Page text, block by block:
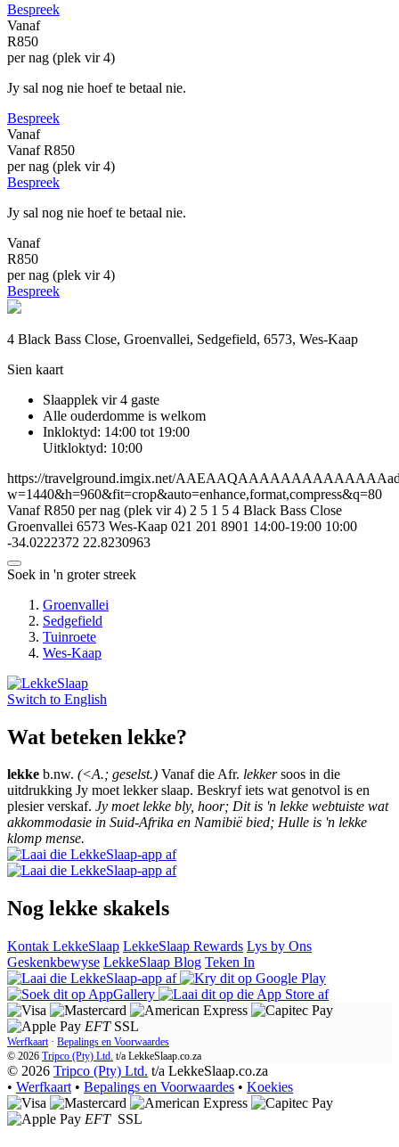
Bespreek
Vanaf
R850
per nag (plek vir 4)
Jy sal nog nie hoef te betaal nie.
Bespreek
Vanaf
Vanaf R850
per nag (plek vir 4)
Bespreek
Jy sal nog nie hoef te betaal nie.
Vanaf
R850
per nag (plek vir 4)
Bespreek
4 Black Bass Close, Groenvallei, Sedgefield, 6573, Wes-Kaap
Sien kaart
Slaapplek vir 4 gaste
Alle ouderdomme is welkom
Inkloktyd: 14:00 tot 19:00
Uitkloktyd: 10:00
https://travelground.imgix.net/
w=1440&h=960&fit=crop&auto=enhance,format,compress&q=80
Vanaf R850 per nag (plek vir 4) 2 5 1 5 4 Black Bass Close
Groenvallei 6573 Wes-Kaap 021 201 8901 14:00-19:00 10:00
-34.0222372 22.8230963
Soek in 'n groter streek
Groenvallei
Sedgefield
Tuinroete
Wes-Kaap
Switch to English
Wat beteken lekke?
lekke b.nw. (<A.; geselst.) Vanaf die Afr. lekkersoos in die
uitdrukking Jy moet lekker slaap. Beskryf iets wat genotvol is en
plesier verskaf. Jy moet lekke bly, hoor; Dit is 'n lekke webtuiste wat
akkommodasie in Suid-Afrika en Namibië bied; Hulle is 'n lekke
klomp mense.
Nog lekke skakels
Kontak LekkeSlaap LekkeSlaap Rewards Lys by Ons
Geskenkbewyse LekkeSlaap Blog Teken In
EFT SSL
Werfkaart · Bepalings en Voorwaardes
© 2026 Tripco (Pty) Ltd. t/a LekkeSlaap.co.za
© 2026 Tripco (Pty) Ltd. t/a LekkeSlaap.co.za
• Werfkaart • Bepalings en Voorwaardes • Koekies
EFT SSL